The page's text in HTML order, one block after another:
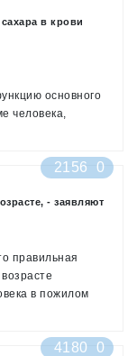
в крови
основного
человека,
сахарного
2156 0
- заявляют
правильная
в пожилом
4180 0